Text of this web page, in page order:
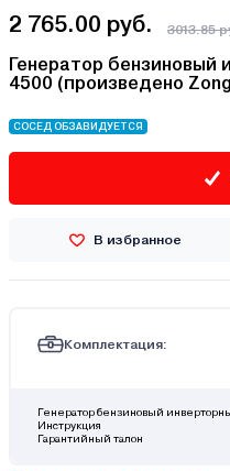
2 765.00 руб. 3013.85
Генератор бензиновый
4500 (произведено
СОСЕД ОБЗАВИДУЕТСЯ
В избранное
Комплектация:
Генератор бензиновый
Инструкция
Гарантийный талон